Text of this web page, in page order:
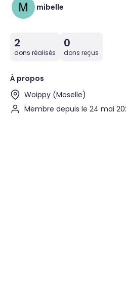
mibelle
2
dons réalisés
0
dons reçus
À propos
Woippy (Moselle)
Membre depuis le 24 mai